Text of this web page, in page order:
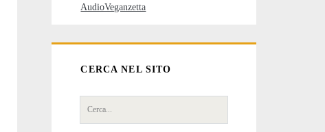
AudioVeganzetta
CERCA NEL SITO
Cerca
per: